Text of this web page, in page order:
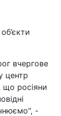
вчергове
центр
що росіяни
-